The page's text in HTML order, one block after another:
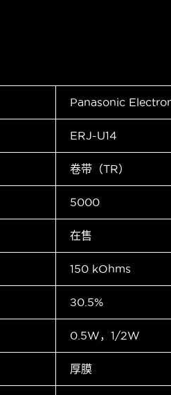
Panasonic
ERJ-U14
卷带（TR）
5000
在售
150 kOhms
±0.5%
0.5W，1/2W
厚膜